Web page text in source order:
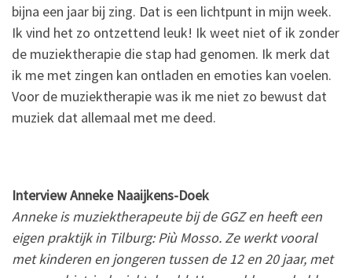
bijna een jaar bij zing. Dat is een lichtpunt in mijn week.
Ik vind het zo ontzettend leuk! Ik weet niet of ik zonder
de muziektherapie die stap had genomen. Ik merk dat
ik me met zingen kan ontladen en emoties kan voelen.
Voor de muziektherapie was ik me niet zo bewust dat
muziek dat allemaal met me deed.
Interview Anneke Naaijkens-Doek
Anneke is muziektherapeute bij de GGZ en heeft een
eigen praktijk in Tilburg: Più Mosso. Ze werkt vooral
met kinderen en jongeren tussen de 12 en 20 jaar, met